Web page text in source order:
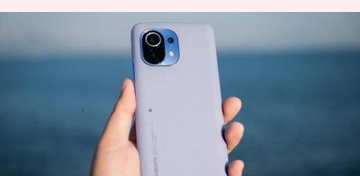
शाओमी 8 फरवरी को लॉन्च कर
सकती है Mi 11, 108MP का मिलेगा
Jan 31, 2021